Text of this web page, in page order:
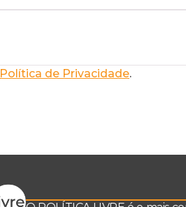
Política de Privacidade.